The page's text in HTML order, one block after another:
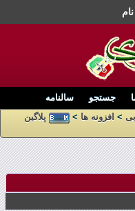
جستجو
سالنامه
> افزونه ها >
پلاگین